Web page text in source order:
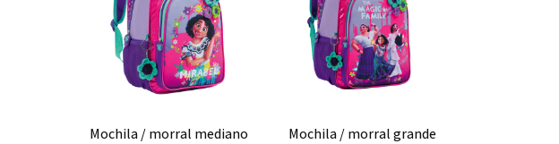
Agregar Detalle
mochila / morral mediano
Agregar Detalle
mochila / morral grande